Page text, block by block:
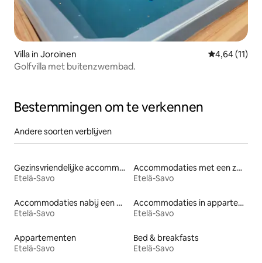
Villa in Joroinen Gemiddelde
4,64 (11)
Golfvilla met buitenzwembad.
Bestemmingen om te verkennen
Andere soorten verblijven
Gezinsvriendelijke accommodaties
Etelä-Savo
Accommodaties met een zwembad
Etelä-Savo
Accommodaties nabij een meer
Etelä-Savo
Accommodaties in appartementen met diensten
Etelä-Savo
Appartementen
Etelä-Savo
Bed & breakfasts
Etelä-Savo